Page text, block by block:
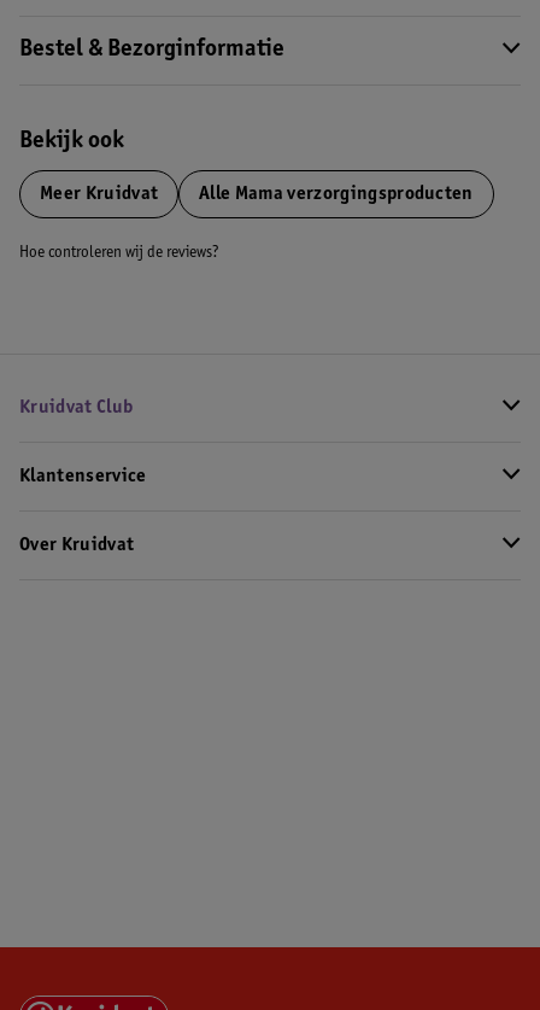
Bestel & Bezorginformatie
Bekijk ook
Meer Kruidvat Alle Mama verzorgingsproducten
Hoe controleren wij de reviews?
Kruidvat Club
Klantenservice
Over Kruidvat